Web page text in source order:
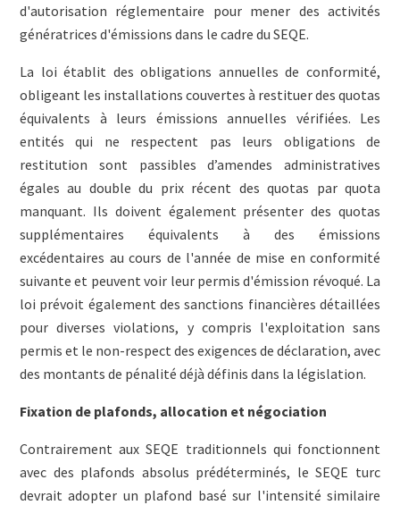
d'autorisation réglementaire pour mener des activités
génératrices d'émissions dans le cadre du SEQE.
La loi établit des obligations annuelles de conformité,
obligeant les installations couvertes à restituer des quotas
équivalents à leurs émissions annuelles vérifiées. Les
entités qui ne respectent pas leurs obligations de
restitution sont passibles d’amendes administratives
égales au double du prix récent des quotas par quota
manquant. Ils doivent également présenter des quotas
supplémentaires équivalents à des émissions
excédentaires au cours de l'année de mise en conformité
suivante et peuvent voir leur permis d'émission révoqué. La
loi prévoit également des sanctions financières détaillées
pour diverses violations, y compris l'exploitation sans
permis et le non-respect des exigences de déclaration, avec
des montants de pénalité déjà définis dans la législation.
Fixation de plafonds, allocation et négociation
Contrairement aux SEQE traditionnels qui fonctionnent
avec des plafonds absolus prédéterminés, le SEQE turc
devrait adopter un plafond basé sur l'intensité similaire